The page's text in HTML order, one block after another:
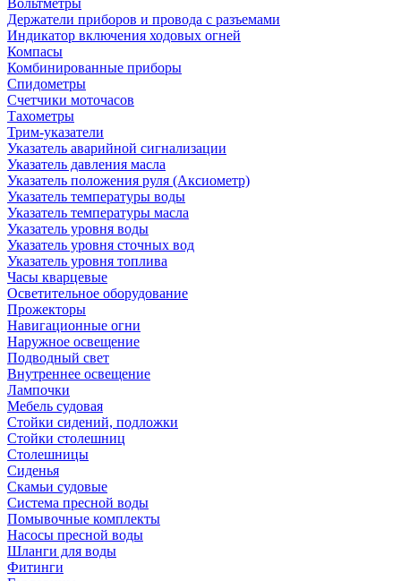
Вольтметры
Держатели приборов и провода с разъемами
Индикатор включения ходовых огней
Компасы
Комбинированные приборы
Спидометры
Счетчики моточасов
Тахометры
Трим-указатели
Указатель аварийной сигнализации
Указатель давления масла
Указатель положения руля (Аксиометр)
Указатель температуры воды
Указатель температуры масла
Указатель уровня воды
Указатель уровня сточных вод
Указатель уровня топлива
Часы кварцевые
Осветительное оборудование
Прожекторы
Навигационные огни
Наружное освещение
Подводный свет
Внутреннее освещение
Лампочки
Мебель судовая
Стойки сидений, подложки
Стойки столешниц
Столешницы
Сиденья
Скамьи судовые
Система пресной воды
Помывочные комплекты
Насосы пресной воды
Шланги для воды
Фитинги